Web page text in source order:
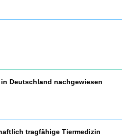
Deutschland nachgewiesen
tragfähige Tiermedizin